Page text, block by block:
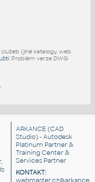
(jiné katalogy, web
. Problém verze DWG
.
ARKANCE (CAD
Studio) - Autodesk
Platinum Partner &
Training Center &
Services Partner
KONTAKT: